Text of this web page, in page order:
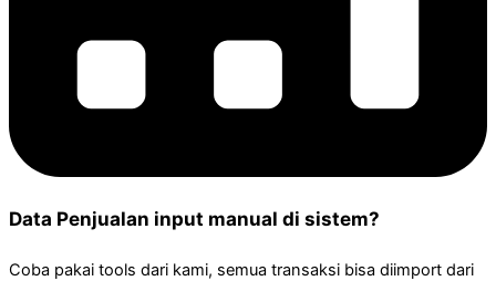
Data Penjualan input manual di sistem?
Coba pakai tools dari kami, semua transaksi bisa diimport dari